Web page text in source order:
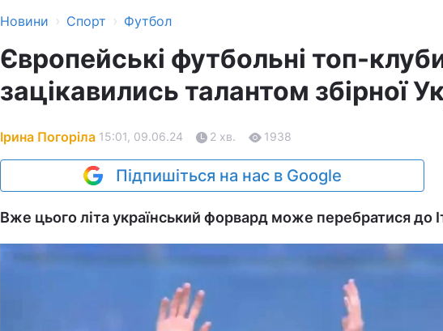
Новини › Спорт › Футбол
Європейські футбольні топ-
зацікавились талантом збірної
Ірина Погоріла 15:01, 09.06.24 2 хв. 1938
Підпишіться на нас в Google
Вже цього літа український форвард може перебратися до